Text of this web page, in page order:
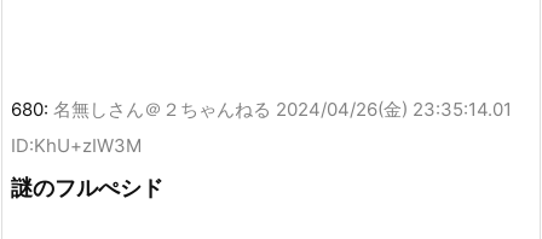
680: 名無しさん＠２ちゃんねる 2024/04/26(金) 23:35:14.01
ID:KhU+zIW3M
謎のフルぺシド